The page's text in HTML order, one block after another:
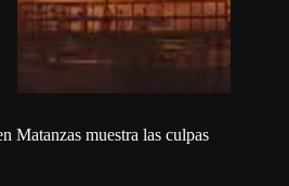
Matanzas muestra las culpas